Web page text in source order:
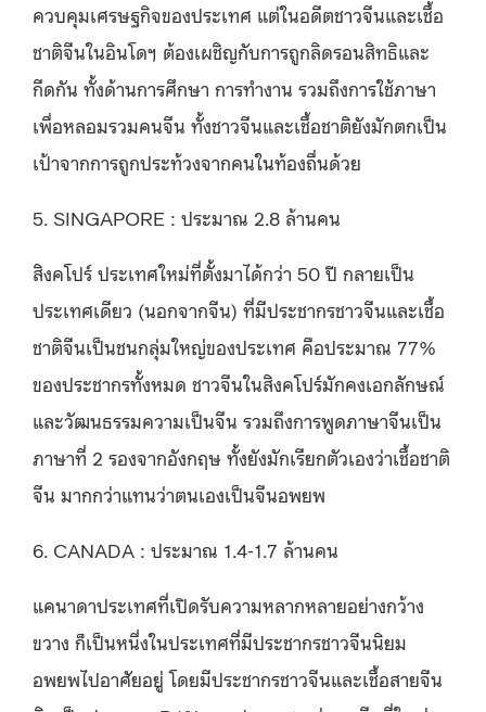
ควบคุมเศรษฐกิจของประเทศ แต่ในอดีตชาวจีนและเชื้อ
ชาติจีนในอินโดฯ ต้องเผชิญกับการถูกลิดรอนสิทธิและ
กีดกัน ทั้งด้านการศึกษา การทำงาน รวมถึงการใช้ภาษา
เพื่อหลอมรวมคนจีน ทั้งชาวจีนและเชื้อชาติยังมักตกเป็น
เป้าจากการถูกประท้วงจากคนในท้องถื่นด้วย
5. SINGAPORE : ประมาณ 2.8 ล้านคน
สิงคโปร์ ประเทศใหม่ที่ตั้งมาได้กว่า 50 ปี กลายเป็น
ประเทศเดียว (นอกจากจีน) ที่มีประชากรชาวจีนและเชื้อ
ชาติจีนเป็นชนกลุ่มใหญ่ของประเทศ คือประมาณ 77%
ของประชากรทั้งหมด ชาวจีนในสิงคโปร์มักคงเอกลักษณ์
และวัฒนธรรมความเป็นจีน รวมถึงการพูดภาษาจีนเป็น
ภาษาที่ 2 รองจากอังกฤษ ทั้งยังมักเรียกตัวเองว่าเชื้อชาติ
จีน มากกว่าแทนว่าตนเองเป็นจีนอพยพ
6. CANADA : ประมาณ 1.4-1.7 ล้านคน
แคนาดาประเทศที่เปิดรับความหลากหลายอย่างกว้าง
ขวาง ก็เป็นหนึ่งในประเทศที่มีประชากรชาวจีนนิยม
อพยพไปอาศัยอยู่ โดยมีประชากรชาวจีนและเชื้อสายจีน